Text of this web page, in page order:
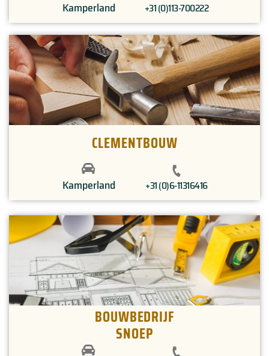
Kamperland +31 (0)113-700222
CLEMENTBOUW
Kamperland +31 (0)6-11316416
BOUWBEDRIJF
SNOEP